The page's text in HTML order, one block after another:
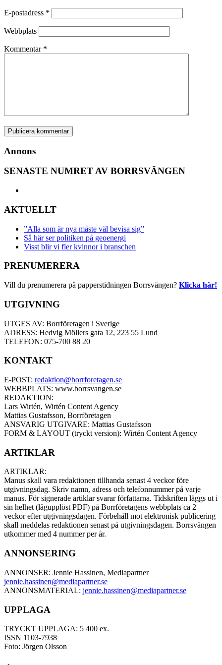
E-postadress *
Webbplats
Kommentar *
Annons
SENASTE NUMRET AV BORRSVÄNGEN
AKTUELLT
”Alla som är nya måste väl bevisa sig”
Så här ser politiken på geoenergi
Visst blir vi fler kvinnor i branschen
PRENUMERERA
Vill du prenumerera på papperstidningen Borrsvängen? Klicka här!
UTGIVNING
UTGES AV: Borrföretagen i Sverige
ADRESS: Hedvig Möllers gata 12, 223 55 Lund
TELEFON: 075-700 88 20
KONTAKT
E-POST: redaktion@borrforetagen.se
WEBBPLATS: www.borrsvangen.se
REDAKTION:
Lars Wirtén, Wirtén Content Agency
Mattias Gustafsson, Borrföretagen
ANSVARIG UTGIVARE: Mattias Gustafsson
FORM & LAYOUT (tryckt version): Wirtén Content Agency
ARTIKLAR
ARTIKLAR:
Manus skall vara redaktionen tillhanda senast 4 veckor före
utgivningsdag. Skriv namn, adress och telefonnummer på varje
manus. För signerade artiklar svarar författarna. Tidskriften läggs ut i
sin helhet (lågupplöst PDF) på Borrföretagens webbplats ca 2
veckor efter utgivningsdagen. Förbehåll mot elektronisk publicering
skall meddelas redaktionen senast på utgivningsdagen. Borrsvängen
utkommer med 4 nummer per år.
ANNONSERING
ANNONSER: Jennie Hassinen, Mediapartner
jennie.hassinen@mediapartner.se
ANNONSMATERIAL: jennie.hassinen@mediapartner.se
UPPLAGA
TRYCKT UPPLAGA: 5 400 ex.
ISSN 1103-7938
Foto: Jörgen Olsson